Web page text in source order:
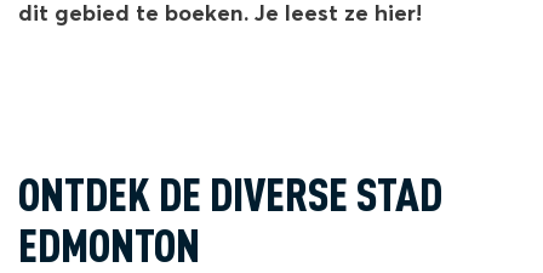
dit gebied te boeken. Je leest ze hier!
ONTDEK DE DIVERSE STAD
EDMONTON